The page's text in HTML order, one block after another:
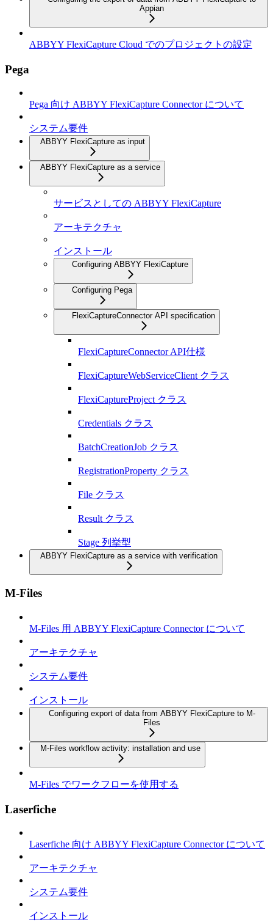
Appian
ABBYY FlexiCapture Cloud でのプロジェクトの設定
Pega
Pega 向け ABBYY FlexiCapture Connector について
システム要件
ABBYY FlexiCapture as input
ABBYY FlexiCapture as a service
サービスとしての ABBYY FlexiCapture
アーキテクチャ
インストール
Configuring ABBYY FlexiCapture
Configuring Pega
FlexiCaptureConnector API specification
FlexiCaptureConnector API仕様
FlexiCaptureWebServiceClient クラス
FlexiCaptureProject クラス
Credentials クラス
BatchCreationJob クラス
RegistrationProperty クラス
File クラス
Result クラス
Stage 列挙型
ABBYY FlexiCapture as a service with verification
M-Files
M-Files 用 ABBYY FlexiCapture Connector について
アーキテクチャ
システム要件
インストール
Configuring export of data from ABBYY FlexiCapture to M-
Files
M-Files workflow activity: installation and use
M-Files でワークフローを使用する
Laserfiche
Laserfiche 向け ABBYY FlexiCapture Connector について
アーキテクチャ
システム要件
インストール